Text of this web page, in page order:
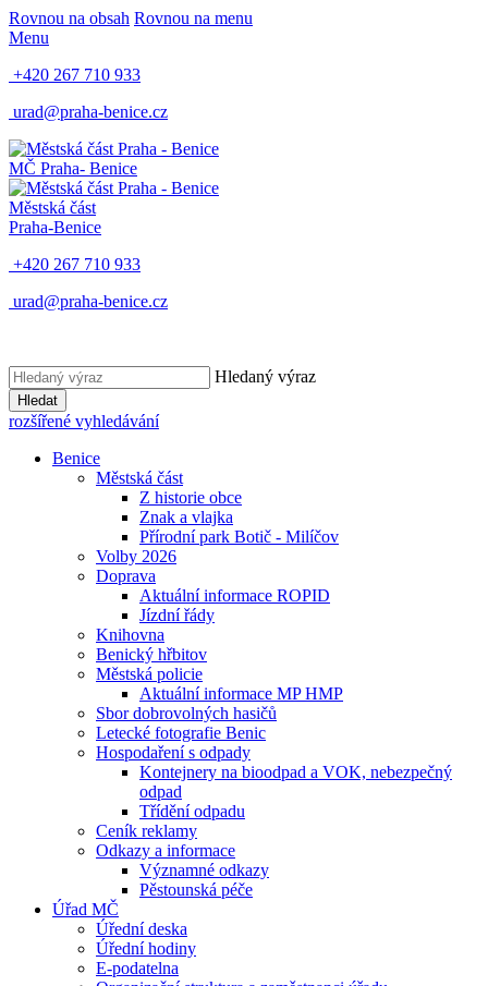
Rovnou na obsah Rovnou na menu
Menu
+420 267 710 933
urad@praha-benice.cz
MČ Praha- Benice
Městská část
Praha-Benice
+420 267 710 933
urad@praha-benice.cz
Hledaný výraz
Hledat
rozšířené vyhledávání
Benice
Městská část
Z historie obce
Znak a vlajka
Přírodní park Botič - Milíčov
Volby 2026
Doprava
Aktuální informace ROPID
Jízdní řády
Knihovna
Benický hřbitov
Městská policie
Aktuální informace MP HMP
Sbor dobrovolných hasičů
Letecké fotografie Benic
Hospodaření s odpady
Kontejnery na bioodpad a VOK, nebezpečný
odpad
Třídění odpadu
Ceník reklamy
Odkazy a informace
Významné odkazy
Pěstounská péče
Úřad MČ
Úřední deska
Úřední hodiny
E-podatelna